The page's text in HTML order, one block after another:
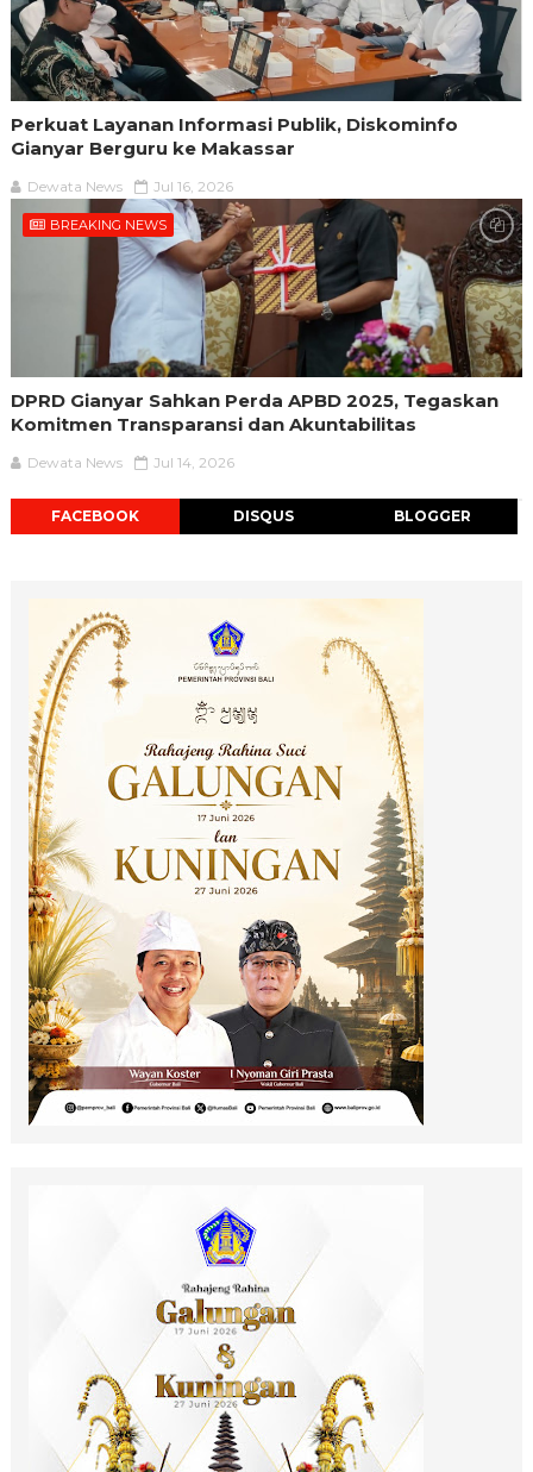
Perkuat Layanan Informasi Publik, Diskominfo
Gianyar Berguru ke Makassar
Dewata News Jul 16, 2026
BREAKING NEWS
DPRD Gianyar Sahkan Perda APBD 2025, Tegaskan
Komitmen Transparansi dan Akuntabilitas
Dewata News Jul 14, 2026
FACEBOOK DISQUS BLOGGER